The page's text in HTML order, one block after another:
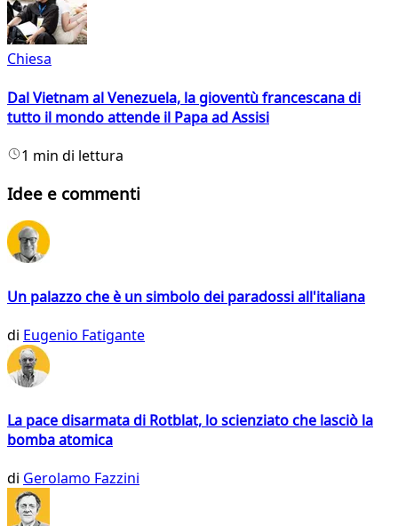
Chiesa
Dal Vietnam al Venezuela, la gioventù francescana di
tutto il mondo attende il Papa ad Assisi
1 min di lettura
Idee e commenti
Un palazzo che è un simbolo dei paradossi all'italiana
di Eugenio Fatigante
La pace disarmata di Rotblat, lo scienziato che lasciò la
bomba atomica
di Gerolamo Fazzini